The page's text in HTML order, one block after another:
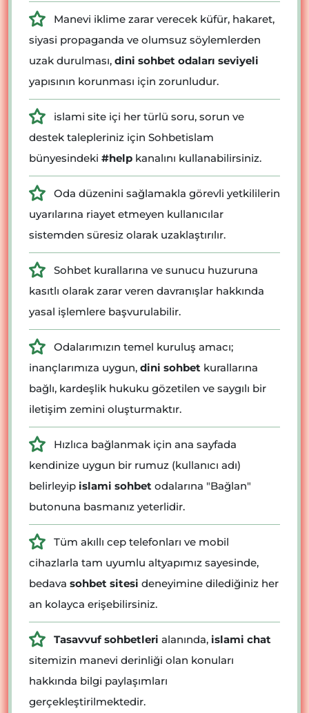
Manevi iklime zarar verecek küfür, hakaret,
siyasi propaganda ve olumsuz söylemlerden
uzak durulması, dini sohbet odaları seviyeli
yapısının korunması için zorunludur.
islami site içi her türlü soru, sorun ve
destek talepleriniz için Sohbetislam
bünyesindeki #help kanalını kullanabilirsiniz.
Oda düzenini sağlamakla görevli yetkililerin
uyarılarına riayet etmeyen kullanıcılar
sistemden süresiz olarak uzaklaştırılır.
Sohbet kurallarına ve sunucu huzuruna
kasıtlı olarak zarar veren davranışlar hakkında
yasal işlemlere başvurulabilir.
Odalarımızın temel kuruluş amacı;
inançlarımıza uygun, dini sohbet kurallarına
bağlı, kardeşlik hukuku gözetilen ve saygılı bir
iletişim zemini oluşturmaktır.
Hızlıca bağlanmak için ana sayfada
kendinize uygun bir rumuz (kullanıcı adı)
belirleyip islami sohbet odalarına "Bağlan"
butonuna basmanız yeterlidir.
Tüm akıllı cep telefonları ve mobil
cihazlarla tam uyumlu altyapımız sayesinde,
bedava sohbet sitesi deneyimine dilediğiniz her
an kolayca erişebilirsiniz.
Tasavvuf sohbetleri alanında, islami chat
sitemizin manevi derinliği olan konuları
hakkında bilgi paylaşımları
gerçekleştirilmektedir.